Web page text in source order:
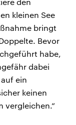
den
kleinen See
bringt
Bevor
habe,
dabei
ein
keinen
vergleichen.“